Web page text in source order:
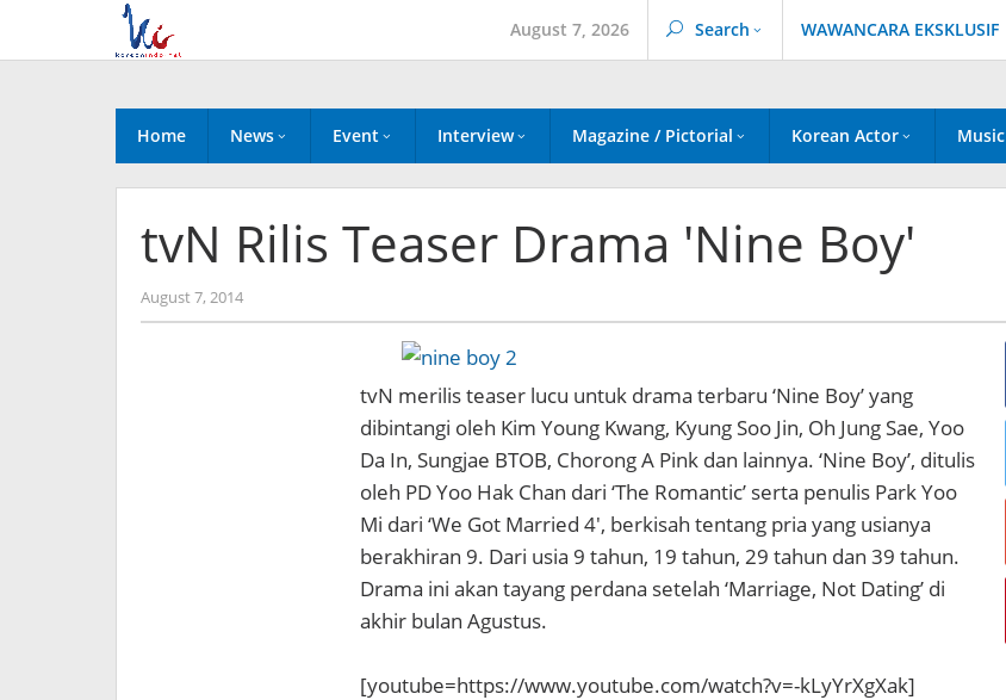
content
August 7, 2026 Search WAWANCARA EKSKLUSIF
Home News Event Interview Magazine / Pictorial Korean Actor Music
tvN Rilis Teaser Drama 'Nine Boy'
August 7, 2014by
Koreanindo
tvN merilis teaser lucu untuk drama terbaru ‘Nine Boy’ yang
dibintangi oleh Kim Young Kwang, Kyung Soo Jin, Oh Jung Sae, Yoo
Da In, Sungjae BTOB, Chorong A Pink dan lainnya. ‘Nine Boy’, ditulis
oleh PD Yoo Hak Chan dari ‘The Romantic’ serta penulis Park Yoo
Mi dari ‘We Got Married 4′, berkisah tentang pria yang usianya
berakhiran 9. Dari usia 9 tahun, 19 tahun, 29 tahun dan 39 tahun.
Drama ini akan tayang perdana setelah ‘Marriage, Not Dating’ di
akhir bulan Agustus.
[youtube=https://www.youtube.com/watch?v=-kLyYrXgXak]